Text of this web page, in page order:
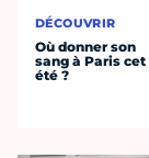
DÉCOUVRIR
Où donner son
sang à Paris cet
été ?